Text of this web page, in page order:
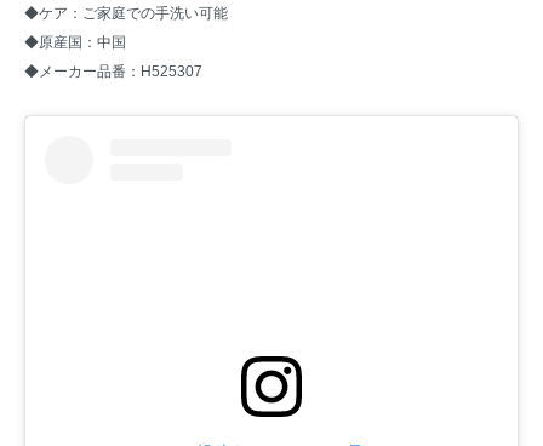
◆ケア：ご家庭での手洗い可能
◆原産国：中国
◆メーカー品番：H525307